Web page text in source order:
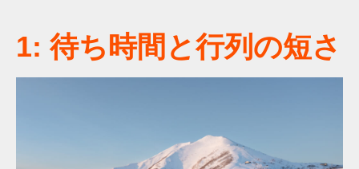
1: 待ち時間と行列の短さ